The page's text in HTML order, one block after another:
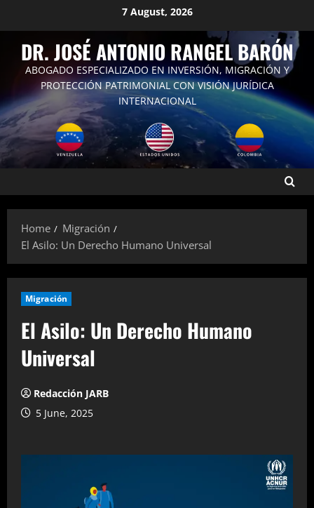
content
7 August, 2026
DR. JOSÉ ANTONIO RANGEL BARÓN
ABOGADO ESPECIALIZADO EN INVERSIÓN, MIGRACIÓN Y
PROTECCIÓN PATRIMONIAL CON VISIÓN JURÍDICA
INTERNACIONAL
Home
Migración
El Asilo: Un Derecho Humano Universal
Migración
El Asilo: Un Derecho Humano
Universal
Redacción JARB
5 June, 2025